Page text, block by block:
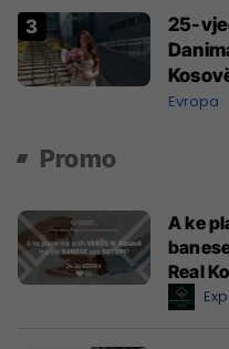
25-
lartë
Evropa
Promo
A ke
Real